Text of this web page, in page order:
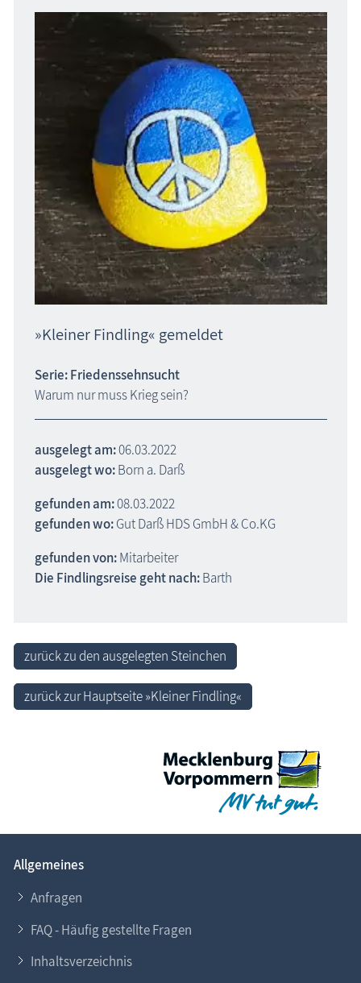
»Kleiner Findling« gemeldet
Serie: Friedenssehnsucht
Warum nur muss Krieg sein?
ausgelegt am:06.03.2022
ausgelegt wo:Born a. Darß
gefunden am:08.03.2022
gefunden wo:Gut Darß HDS GmbH & Co.KG
gefunden von:Mitarbeiter
Die Findlingsreise geht nach:Barth
zurück zu den ausgelegten Steinchen
zurück zur Hauptseite »Kleiner Findling«
Allgemeines
Anfragen
FAQ - Häufig gestellte Fragen
Inhaltsverzeichnis